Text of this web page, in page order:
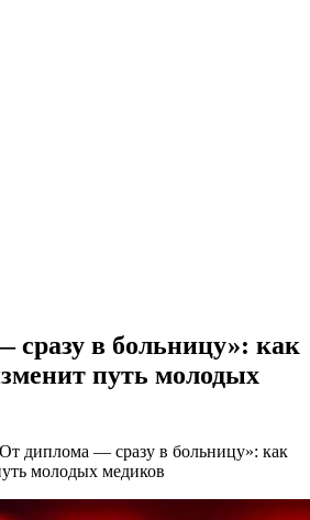
в больницу»: как
путь молодых
диплома — сразу в больницу»: как
молодых медиков